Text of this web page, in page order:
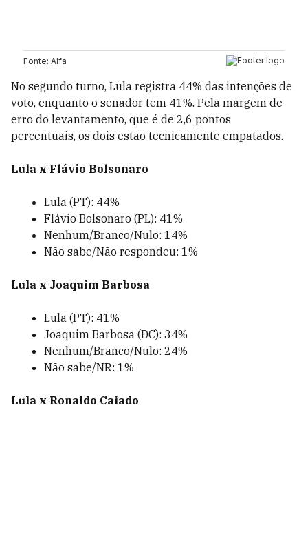
No segundo turno, Lula registra 44% das intenções de
voto, enquanto o senador tem 41%. Pela margem de
erro do levantamento, que é de 2,6 pontos
percentuais, os dois estão tecnicamente empatados.
Lula x Flávio Bolsonaro
Lula (PT): 44%
Flávio Bolsonaro (PL): 41%
Nenhum/Branco/Nulo: 14%
Não sabe/Não respondeu: 1%
Lula x Joaquim Barbosa
Lula (PT): 41%
Joaquim Barbosa (DC): 34%
Nenhum/Branco/Nulo: 24%
Não sabe/NR: 1%
Lula x Ronaldo Caiado